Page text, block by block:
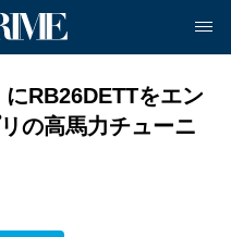
RB26DETTをエン
の高馬力チューニ